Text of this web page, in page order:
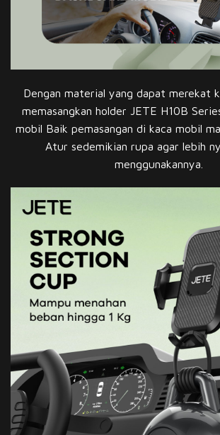
Dengan material yang dapat merekat
memasangkan holder JETE H10B
mobil Baik pemasangan di kaca mobil
Atur sedemikian rupa agar lebih
menggunakannya.